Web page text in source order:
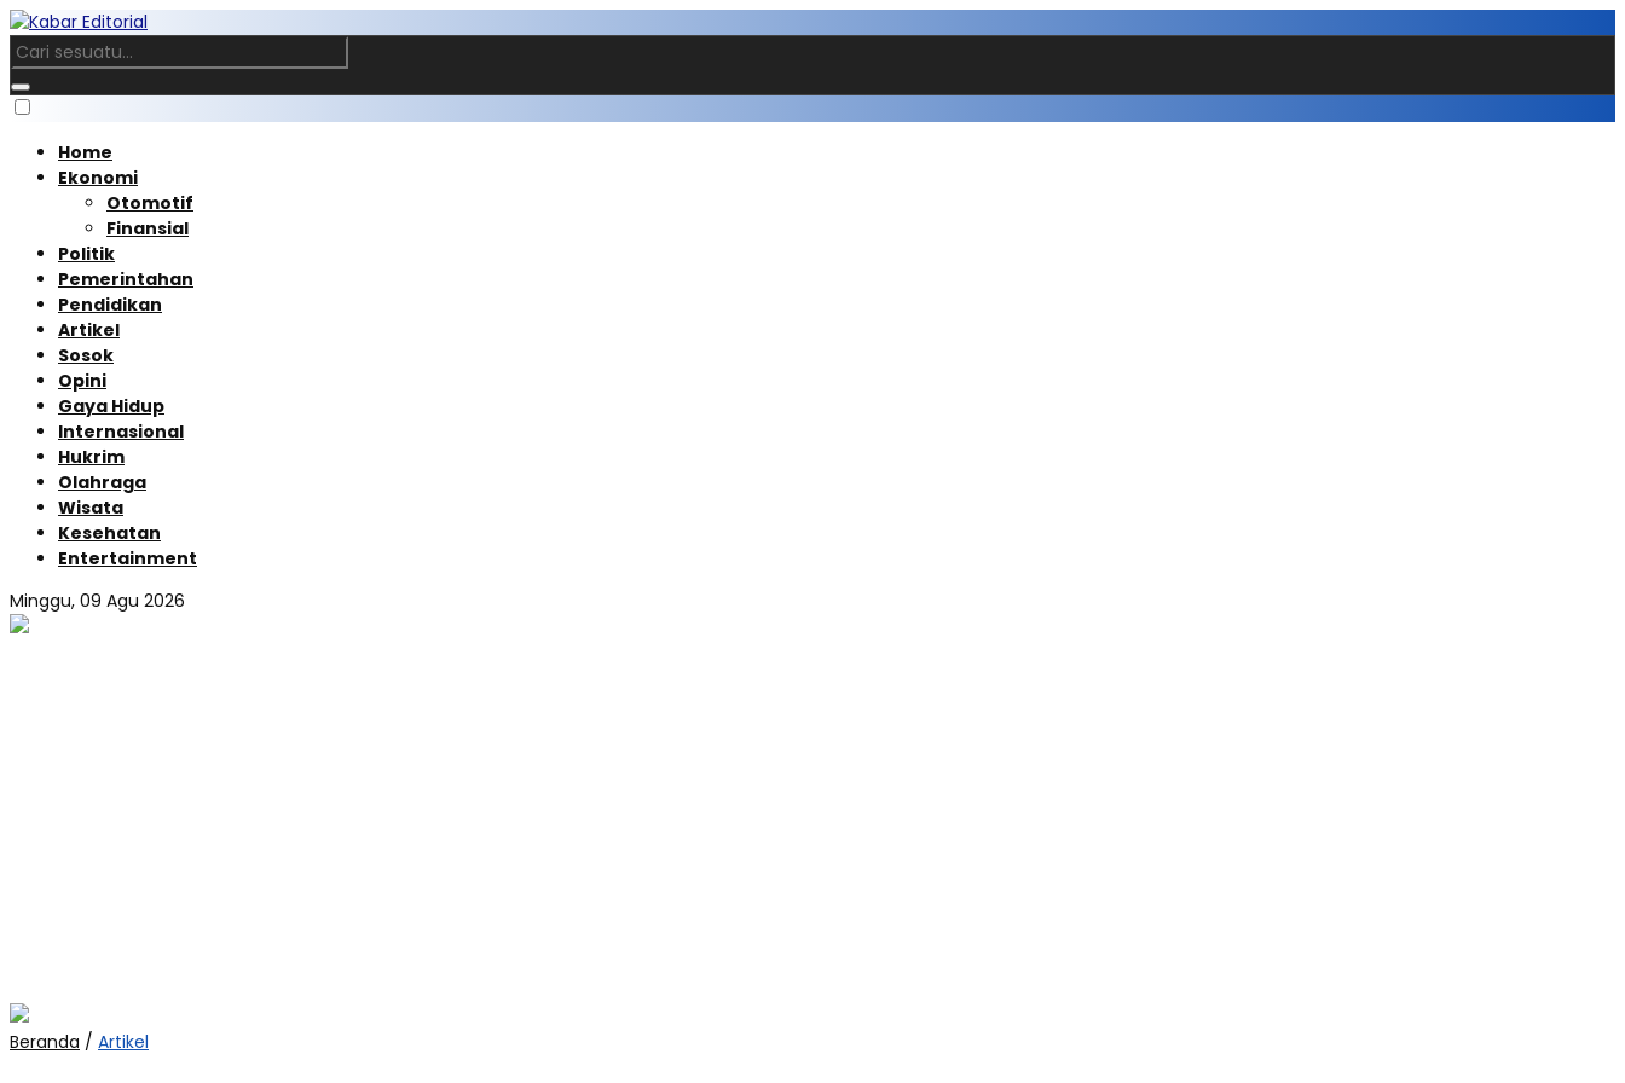
Home
Ekonomi
Otomotif
Finansial
Politik
Pemerintahan
Pendidikan
Artikel
Sosok
Opini
Gaya Hidup
Internasional
Hukrim
Olahraga
Wisata
Kesehatan
Entertainment
Minggu, 09 Agu 2026
Beranda / Artikel